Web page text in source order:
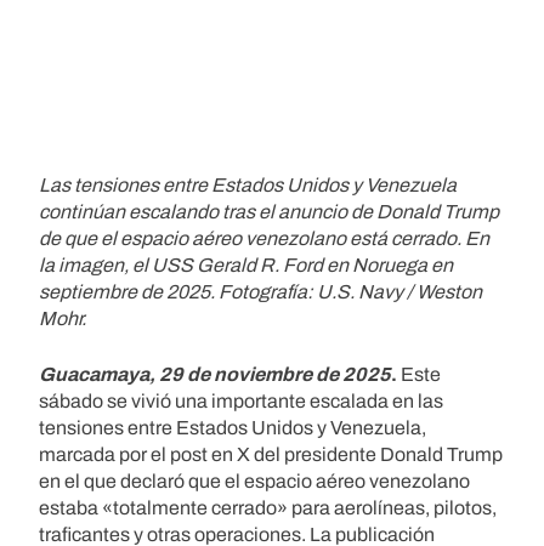
Las tensiones entre Estados Unidos y Venezuela
continúan escalando tras el anuncio de Donald Trump
de que el espacio aéreo venezolano está cerrado. En
la imagen, el USS Gerald R. Ford en Noruega en
septiembre de 2025. Fotografía: U.S. Navy / Weston
Mohr.
Guacamaya, 29 de noviembre de 2025. Este
sábado se vivió una importante escalada en las
tensiones entre Estados Unidos y Venezuela,
marcada por el post en X del presidente Donald Trump
en el que declaró que el espacio aéreo venezolano
estaba «totalmente cerrado» para aerolíneas, pilotos,
traficantes y otras operaciones. La publicación